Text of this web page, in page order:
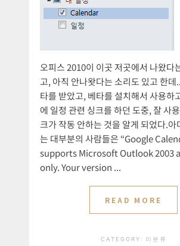
오피스 2010이 이곳 저곳에서 나왔다
고, 아직 안나왓다는 소리도 있고 한데
타를 받았고, 베타를 설치해서 사용하
에 일정 관련 싱크를 하던 도중, 잘 사
크가 작동 안하는 것을 알게 되었다.아
는 대부분의 사람들은 “Google
supports Microsoft Outlook 2003
only. Your version ...
READ MORE
CATEGORY: 미분류